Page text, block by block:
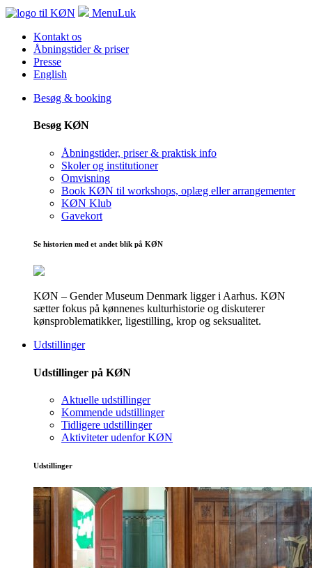
MenuLuk
Kontakt os
Åbningstider & priser
Presse
English
Besøg & booking
Besøg KØN
Åbningstider, priser & praktisk info
Skoler og institutioner
Omvisning
Book KØN til workshops, oplæg eller arrangementer
KØN Klub
Gavekort
Se historien med et andet blik på KØN
KØN – Gender Museum Denmark ligger i Aarhus. KØN
sætter fokus på kønnenes kulturhistorie og diskuterer
kønsproblematikker, ligestilling, krop og seksualitet.
Udstillinger
Udstillinger på KØN
Aktuelle udstillinger
Kommende udstillinger
Tidligere udstillinger
Aktiviteter udenfor KØN
Udstillinger